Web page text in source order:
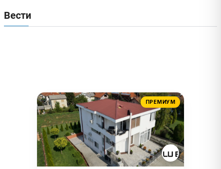
Вести
ПРЕМИУМ